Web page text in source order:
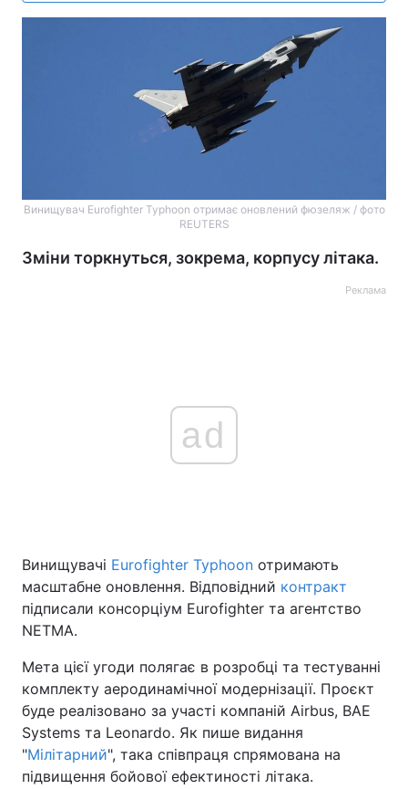
Винищувач Eurofighter Typhoon отримає оновлений фюзеляж / фото
REUTERS
Зміни торкнуться, зокрема, корпусу літака.
Реклама
ad
Винищувачі Eurofighter Typhoon отримають
масштабне оновлення. Відповідний контракт
підписали консорціум Eurofighter та агентство
NETMA.
Мета цієї угоди полягає в розробці та тестуванні
комплекту аеродинамічної модернізації. Проєкт
буде реалізовано за участі компаній Airbus, BAE
Systems та Leonardo. Як пише видання
"Мілітарний", така співпраця спрямована на
підвищення бойової ефектиності літака.